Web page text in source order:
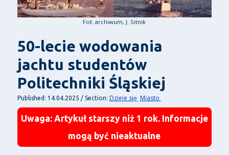
Fot. archiwum, J. Sitnik
50-lecie wodowania
jachtu studentów
Politechniki Śląskiej
Published: 14.04.2025 / Section: Dzieje się Miasto
Uwaga: Artykuł starszy niż 1 rok. Informacje
mogą być nieaktualne